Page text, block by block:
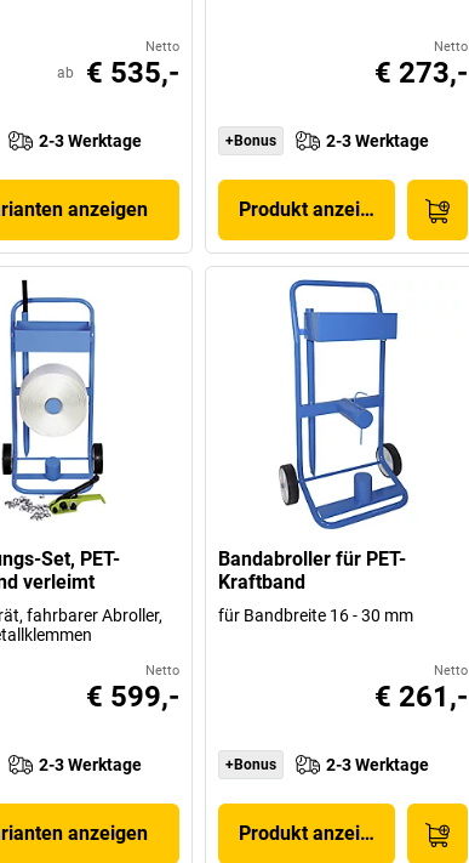
Netto
ab € 535,-
2-3 Werktage
anzeigen
Netto
€ 273,-
+Bonus 2-3 Werktage
Produkt anzeigen
Set, PET-
verleimt
fahrbarer Abroller,
Netto
€ 599,-
2-3 Werktage
anzeigen
Bandabroller für PET-
Kraftband
für Bandbreite 16 - 30 mm
Netto
€ 261,-
+Bonus 2-3 Werktage
Produkt anzeigen